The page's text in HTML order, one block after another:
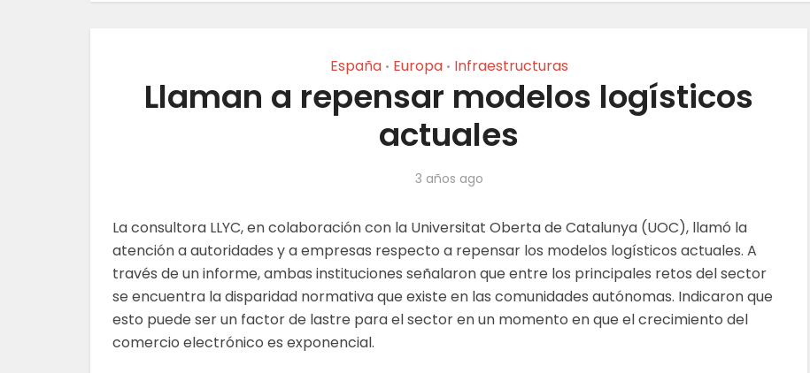
España • Europa • Infraestructuras
Llaman a repensar modelos logísticos
actuales
3 años ago
La consultora LLYC, en colaboración con la Universitat Oberta de Catalunya (UOC), llamó la
atención a autoridades y a empresas respecto a repensar los modelos logísticos actuales. A
través de un informe, ambas instituciones señalaron que entre los principales retos del sector
se encuentra la disparidad normativa que existe en las comunidades autónomas. Indicaron que
esto puede ser un factor de lastre para el sector en un momento en que el crecimiento del
comercio electrónico es exponencial.